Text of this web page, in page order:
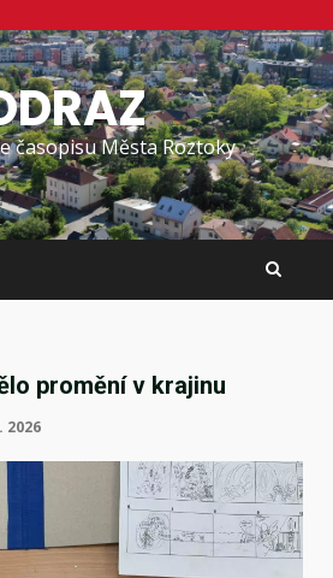
časopisu Města Roztoky
promění v krajinu
2026